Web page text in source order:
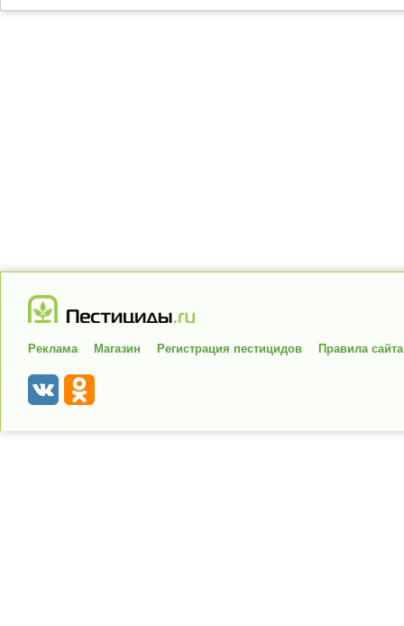
Реклама Магазин Регистрация пестицидов Правила сайта